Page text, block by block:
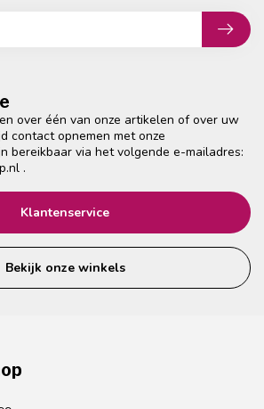
over één van onze artikelen of over uw
contact opnemen met onze
bereikbaar via het volgende e-mailadres:
.
Klantenservice
Bekijk onze winkels